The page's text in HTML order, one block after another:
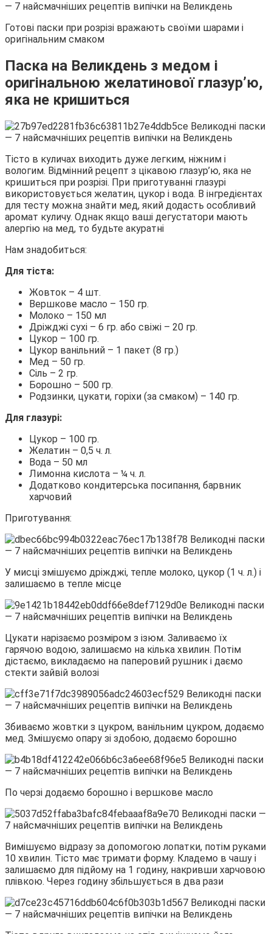
Готові паски при розрізі вражають своїми шарами і
оригінальним смаком
Паска на Великдень з медом і
оригінальною желатинової глазур’ю,
яка не кришиться
Тісто в куличах виходить дуже легким, ніжним і
вологим. Відмінний рецепт з цікавою глазур’ю, яка не
кришиться при розрізі. При приготуванні глазурі
використовується желатин, цукор і вода. В інгредієнтах
для тесту можна знайти мед, який додасть особливий
аромат куличу. Однак якщо ваші дегустатори мають
алергію на мед, то будьте акуратні
Нам знадобиться:
Для тіста:
Жовток – 4 шт.
Вершкове масло – 150 гр.
Молоко – 150 мл
Дріжджі сухі – 6 гр. або свіжі – 20 гр.
Цукор – 100 гр.
Цукор ванільний – 1 пакет (8 гр.)
Мед – 50 гр.
Сіль – 2 гр.
Борошно – 500 гр.
Родзинки, цукати, горіхи (за смаком) – 140 гр.
Для глазурі:
Цукор – 100 гр.
Желатин – 0,5 ч. л.
Вода – 50 мл
Лимонна кислота – ¼ ч. л.
Додатково кондитерська посипання, барвник
харчовий
Приготування:
У мисці змішуємо дріжджі, тепле молоко, цукор (1 ч. л.) і
залишаємо в тепле місце
Цукати нарізаємо розміром з ізюм. Заливаємо їх
гарячою водою, залишаємо на кілька хвилин. Потім
дістаємо, викладаємо на паперовий рушник і даємо
стекти зайвій волозі
Збиваємо жовтки з цукром, ванільним цукром, додаємо
мед. Змішуємо опару зі здобою, додаємо борошно
По черзі додаємо борошно і вершкове масло
Вимішуємо відразу за допомогою лопатки, потім руками
10 хвилин. Тісто має тримати форму. Кладемо в чашу і
залишаємо для підйому на 1 годину, накривши харчовою
плівкою. Через годину збільшується в два рази